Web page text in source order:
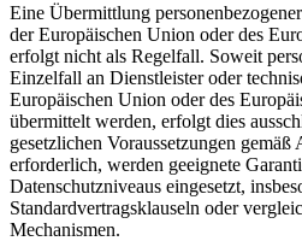
Eine Übermittlung
der Europäischen Union oder des
erfolgt nicht als Regelfall. Soweit
Einzelfall an Dienstleister oder
Europäischen Union oder des
übermittelt werden, erfolgt dies
gesetzlichen Voraussetzungen
erforderlich, werden geeignete
Datenschutzniveaus eingesetzt,
Standardvertragsklauseln oder
Mechanismen.